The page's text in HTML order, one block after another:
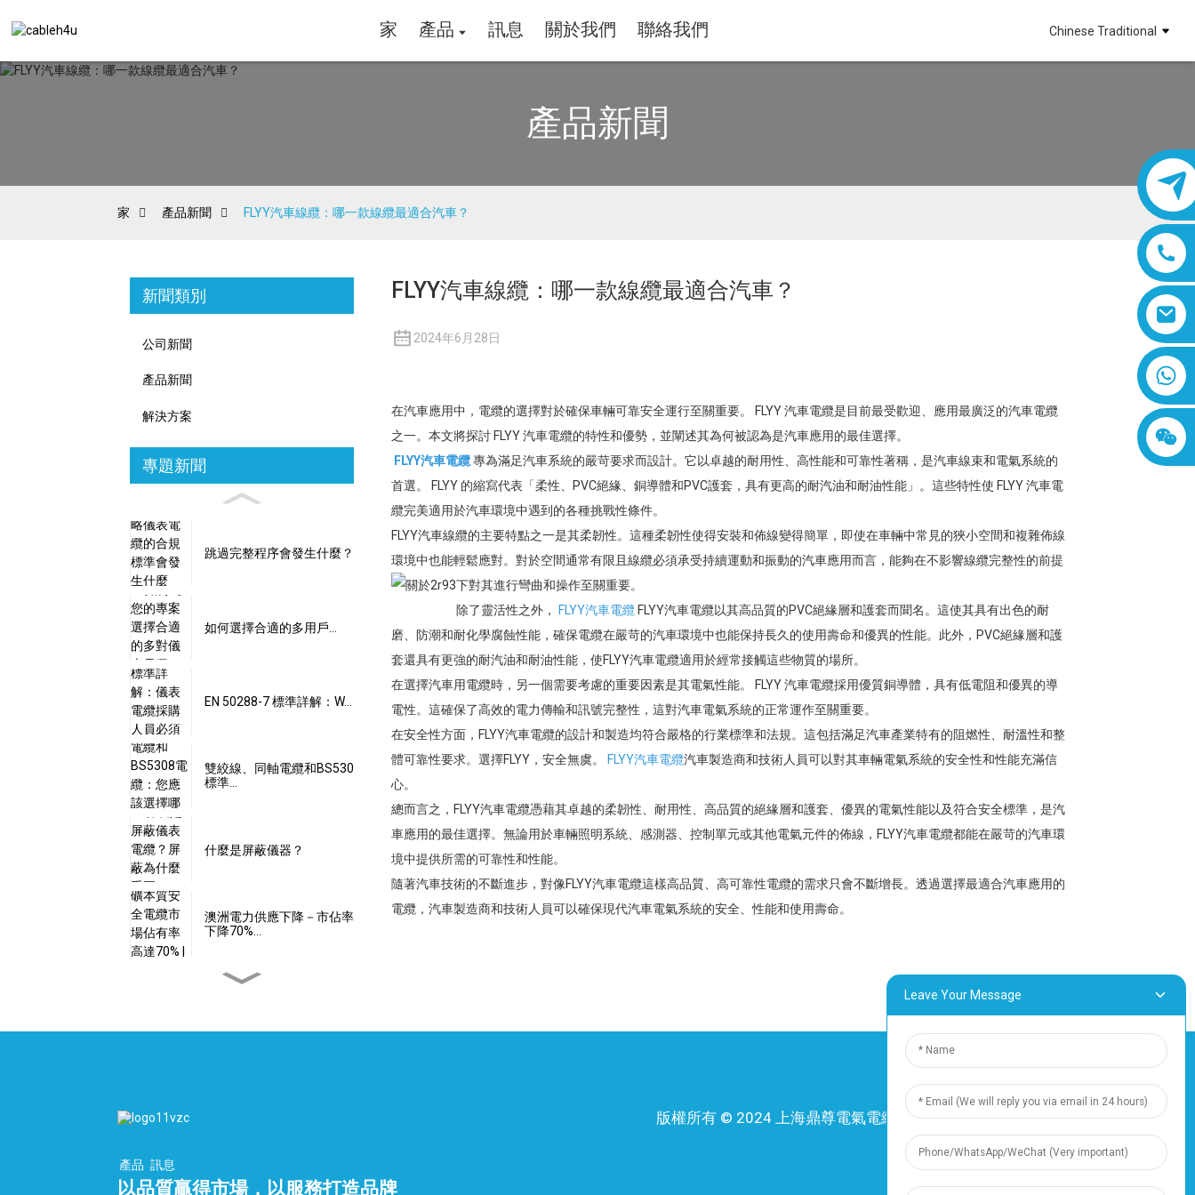
家 產品 訊息 關於我們 聯絡我們 Chinese Traditional
產品新聞
家 產品新聞 FLYY汽車線纜：哪一款線纜最適合汽車？
新聞類別
公司新聞
產品新聞
解決方案
專題新聞
跳過完整程序會發生什麼？
如何選擇合適的多用戶...
EN 50288-7 標準詳解：W...
雙絞線、同軸電纜和BS530
標準…
什麼是屏蔽儀器？
澳洲電力供應下降－市佔率
下降70%…
FLYY汽車線纜：哪一款線纜最適合汽車？
2024年6月28日
在汽車應用中，電纜的選擇對於確保車輛可靠安全運行至關重要。 FLYY 汽車電纜是目前最受歡迎、應用最廣泛的汽車電纜
之一。本文將探討 FLYY 汽車電纜的特性和優勢，並闡述其為何被認為是汽車應用的最佳選擇。
FLYY汽車電纜專為滿足汽車系統的嚴苛要求而設計。它以卓越的耐用性、高性能和可靠性著稱，是汽車線束和電氣系統的
首選。 FLYY 的縮寫代表「柔性、PVC絕緣、銅導體和PVC護套，具有更高的耐汽油和耐油性能」。這些特性使 FLYY 汽車電
纜完美適用於汽車環境中遇到的各種挑戰性條件。
FLYY汽車線纜的主要特點之一是其柔韌性。這種柔韌性使得安裝和佈線變得簡單，即使在車輛中常見的狹小空間和複雜佈線
環境中也能輕鬆應對。對於空間通常有限且線纜必須承受持續運動和振動的汽車應用而言，能夠在不影響線纜完整性的前提
下對其進行彎曲和操作至關重要。
除了靈活性之外，
FLYY汽車電纜 FLYY汽車電纜以其高品質的PVC絕緣層和護套而聞名。這使其具有出色的耐
磨、防潮和耐化學腐蝕性能，確保電纜在嚴苛的汽車環境中也能保持長久的使用壽命和優異的性能。此外，PVC絕緣層和護
套還具有更強的耐汽油和耐油性能，使FLYY汽車電纜適用於經常接觸這些物質的場所。
在選擇汽車用電纜時，另一個需要考慮的重要因素是其電氣性能。 FLYY 汽車電纜採用優質銅導體，具有低電阻和優異的導
電性。這確保了高效的電力傳輸和訊號完整性，這對汽車電氣系統的正常運作至關重要。
在安全性方面，FLYY汽車電纜的設計和製造均符合嚴格的行業標準和法規。這包括滿足汽車產業特有的阻燃性、耐溫性和整
體可靠性要求。選擇FLYY，安全無虞。
FLYY汽車電纜汽車製造商和技術人員可以對其車輛電氣系統的安全性和性能充滿信
心。
總而言之，FLYY汽車電纜憑藉其卓越的柔韌性、耐用性、高品質的絕緣層和護套、優異的電氣性能以及符合安全標準，是汽
車應用的最佳選擇。無論用於車輛照明系統、感測器、控制單元或其他電氣元件的佈線，FLYY汽車電纜都能在嚴苛的汽車環
境中提供所需的可靠性和性能。
隨著汽車技術的不斷進步，對像FLYY汽車電纜這樣高品質、高可靠性電纜的需求只會不斷增長。透過選擇最適合汽車應用的
電纜，汽車製造商和技術人員可以確保現代汽車電氣系統的安全、性能和使用壽命。
產品 訊息
以品質贏得市場，以服務打造品牌
版權所有 © 2024 上海鼎尊電氣電纜股份有限公司。保留所有權
利。
-網站地圖- Resource
Leave Your Message